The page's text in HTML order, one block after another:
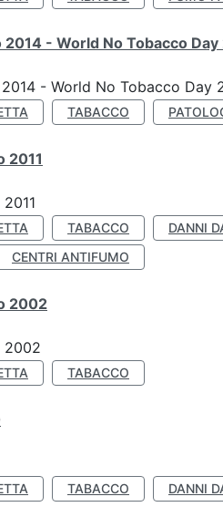
- World No Tobacco Day
- World No Tobacco Day
TABACCO
2011
TABACCO DANNI
CENTRI ANTIFUMO
2002
2002
TABACCO
TABACCO DANNI